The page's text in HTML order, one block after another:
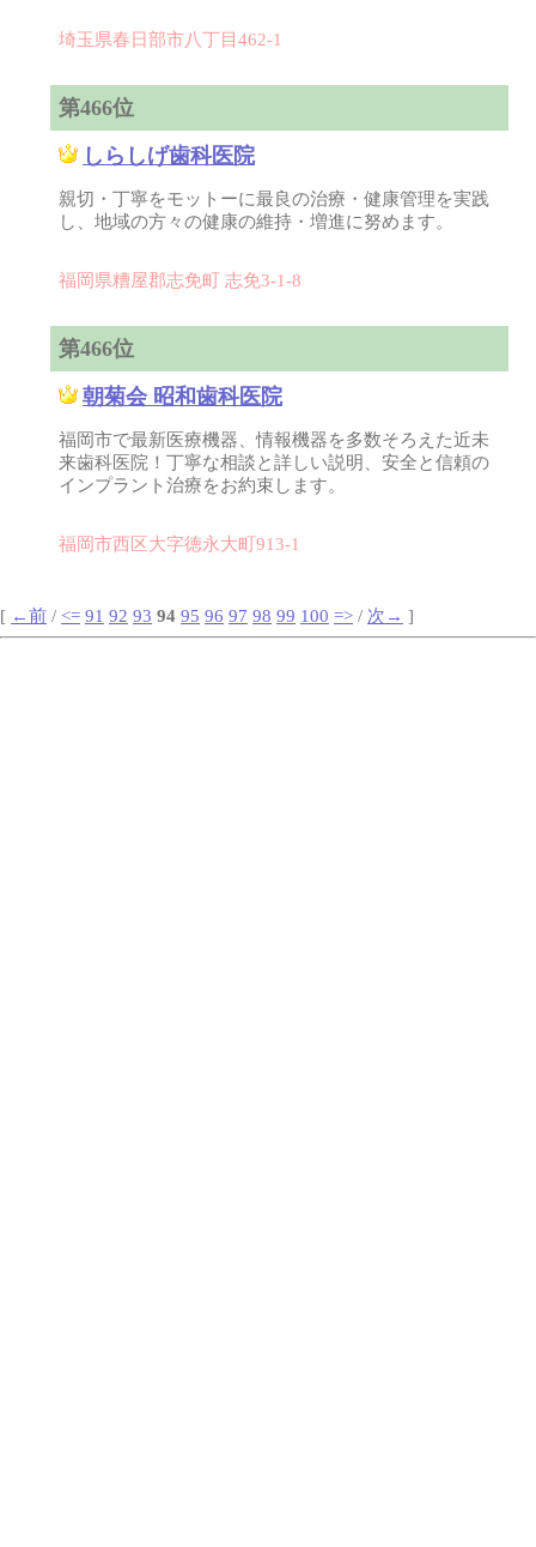
埼玉県春日部市八丁目462-1
第466位
しらしげ歯科医院
親切・丁寧をモットーに最良の治療・健康管理を実践
し、地域の方々の健康の維持・増進に努めます。
福岡県糟屋郡志免町 志免3-1-8
第466位
朝菊会 昭和歯科医院
福岡市で最新医療機器、情報機器を多数そろえた近未
来歯科医院！丁寧な相談と詳しい説明、安全と信頼の
インプラント治療をお約束します。
福岡市西区大字徳永大町913-1
[ ←前 / <= 91 92 93 94 95 96 97 98 99 100 => / 次→ ]